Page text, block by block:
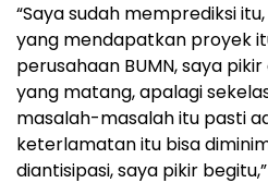
“Saya sudah memprediksi
yang mendapatkan proyek
perusahaan BUMN, saya
yang matang, apalagi
masalah-masalah itu pasti
keterlamatan itu bisa
diantisipasi, saya pikir